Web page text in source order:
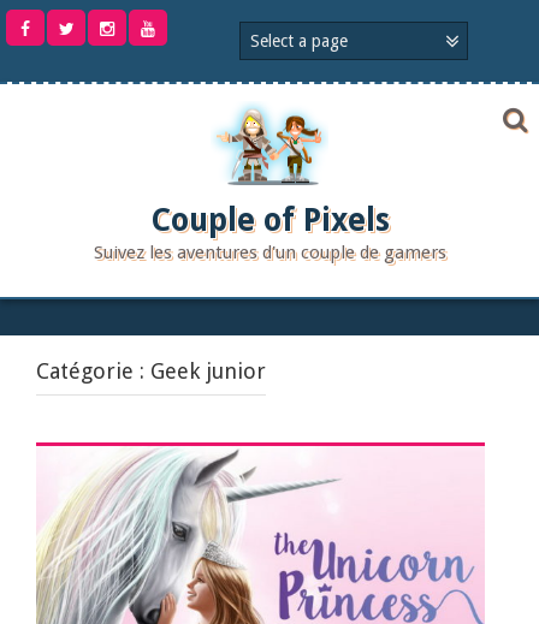
Aller
Couple of Pixels
Suivez les aventures d'un couple de gamers
Catégorie : Geek junior